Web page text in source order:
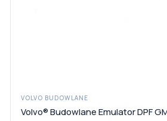
VOLVO BUDOWLANE
Volvo® Budowlane Emulator DPF